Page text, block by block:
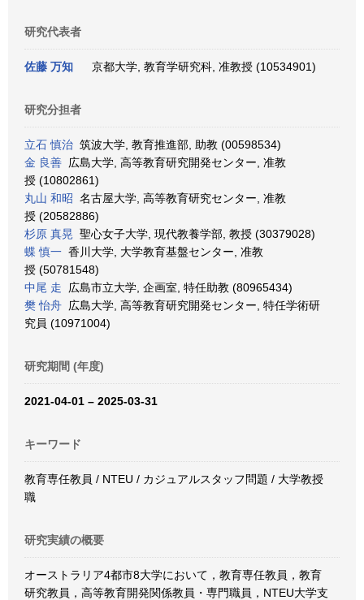
研究代表者
佐藤 万知 京都大学, 教育学研究科, 准教授 (10534901)
研究分担者
立石 慎治 筑波大学, 教育推進部, 助教 (00598534)
金 良善 広島大学, 高等教育研究開発センター, 准教
授 (10802861)
丸山 和昭 名古屋大学, 高等教育研究センター, 准教
授 (20582886)
杉原 真晃 聖心女子大学, 現代教養学部, 教授 (30379028)
蝶 慎一 香川大学, 大学教育基盤センター, 准教
授 (50781548)
中尾 走 広島市立大学, 企画室, 特任助教 (80965434)
樊 怡舟 広島大学, 高等教育研究開発センター, 特任学術研
究員 (10971004)
研究期間 (年度)
2021-04-01 – 2025-03-31
キーワード
教育専任教員 / NTEU / カジュアルスタッフ問題 / 大学教授
職
研究実績の概要
オーストラリア4都市8大学において，教育専任教員，教育
研究教員，高等教育開発関係教員・専門職員，NTEU大学支